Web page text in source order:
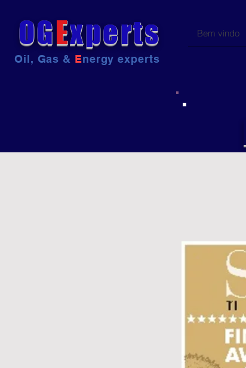
OGExperts
Oil, Gas & Energy experts
Bem vindo